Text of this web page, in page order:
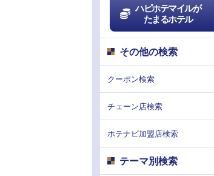
ハピホテマイルが
たまるホテル
その他の検索
クーポン検索
チェーン店検索
ホテナビ加盟店検索
テーマ別検索